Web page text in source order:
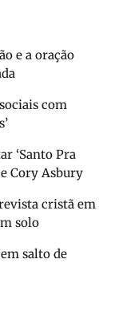
e a oração
com
‘Santo Pra
Cory Asbury
cristã em
solo
em salto de